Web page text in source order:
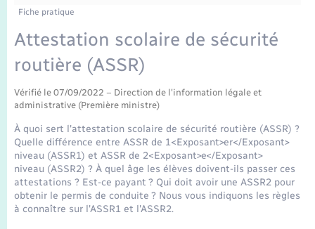
Mariage – PACS
Parrainage civil
Recensement
Fiche pratique
Attestation scolaire de sécurité
routière (ASSR)
Vérifié le 07/09/2022 – Direction de l'information légale et
administrative (Première ministre)
À quoi sert l'attestation scolaire de sécurité routière (ASSR) ?
Quelle différence entre ASSR de 1<Exposant>er</Exposant>
niveau (ASSR1) et ASSR de 2<Exposant>e</Exposant>
niveau (ASSR2) ? À quel âge les élèves doivent-ils passer ces
attestations ? Est-ce payant ? Qui doit avoir une ASSR2 pour
obtenir le permis de conduite ? Nous vous indiquons les règles
à connaître sur l'ASSR1 et l'ASSR2.